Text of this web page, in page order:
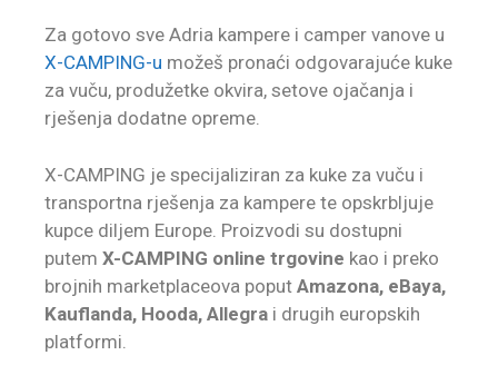
Za gotovo sve Adria kampere i camper vanove u
X-CAMPING-u možeš pronaći odgovarajuće kuke
za vuču, produžetke okvira, setove ojačanja i
rješenja dodatne opreme.
X-CAMPING je specijaliziran za kuke za vuču i
transportna rješenja za kampere te opskrbljuje
kupce diljem Europe. Proizvodi su dostupni
putem X-CAMPING online trgovine kao i preko
brojnih marketplaceova poput Amazona, eBaya,
Kauflanda, Hooda, Allegra i drugih europskih
platformi.